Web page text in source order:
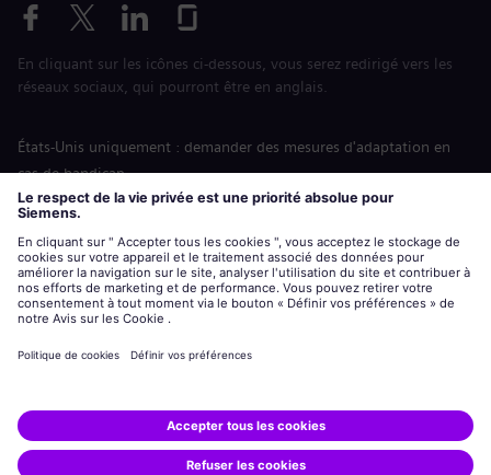
En cliquant sur les icônes ci-dessous, vous serez redirigé vers les
réseaux sociaux, qui pourront être en anglais.
États-Unis uniquement : demander des mesures d'adaptation en
cas de handicap
Labor Condition Application (Formulaire sur les conditions
siemens-energy.comSite Internet international
Informations sur l’entreprise
Avis de confidentialité
Siemens Energy est une marque déposée de Siemens AG.